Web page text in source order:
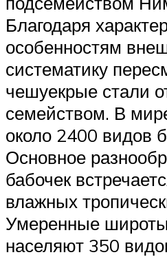
Благодаря
особенностям
систематику
чешуекрые стали
семейством. В
около 2400 видов
Основное
бабочек
влажных
Умеренные
населяют 350